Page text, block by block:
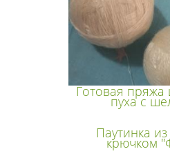
Готовая пряжа
пуха с
Паутинка
крючком